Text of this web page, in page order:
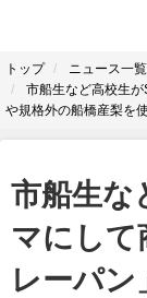
トップ
ニュース一覧
市船生など高校生が
や規格外の船橋産梨を
市船生な
マにして
レーパン